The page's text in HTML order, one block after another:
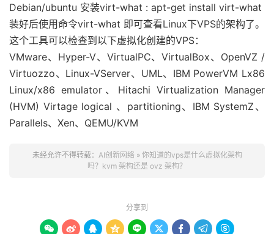
Debian/ubuntu 安装virt-what : apt-get install virt-what
装好后使用命令virt-what 即可查看Linux下VPS的架构了。
这个工具可以检查到以下虚拟化创建的VPS：
VMware、Hyper-V、VirtualPC、VirtualBox、OpenVZ /
Virtuozzo、Linux-VServer、UML、IBM PowerVM Lx86
Linux/x86 emulator、Hitachi Virtualization Manager
(HVM) Virtage logical 、partitioning、IBM SystemZ、
Parallels、Xen、QEMU/KVM
未经允许不得转载： AI创新网络» 你知道的vps是什么虚拟化架构
吗？kvm 架构还是 ovz 架构？
分享到
        